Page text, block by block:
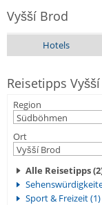
Vyšší Brod
Hotels
Reisetipps
Region
Ort
Alle Reisetipps
Sport & Freizeit (1)